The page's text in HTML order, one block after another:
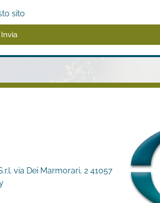
sito
Invia
via Dei Marmorari, 2 41057